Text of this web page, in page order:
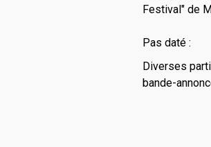
Festival" de
Pas daté :
Diverses
bande-